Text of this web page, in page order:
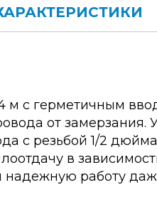
м с герметичным
от замерзания.
с резьбой 1/2
в
надежную работу